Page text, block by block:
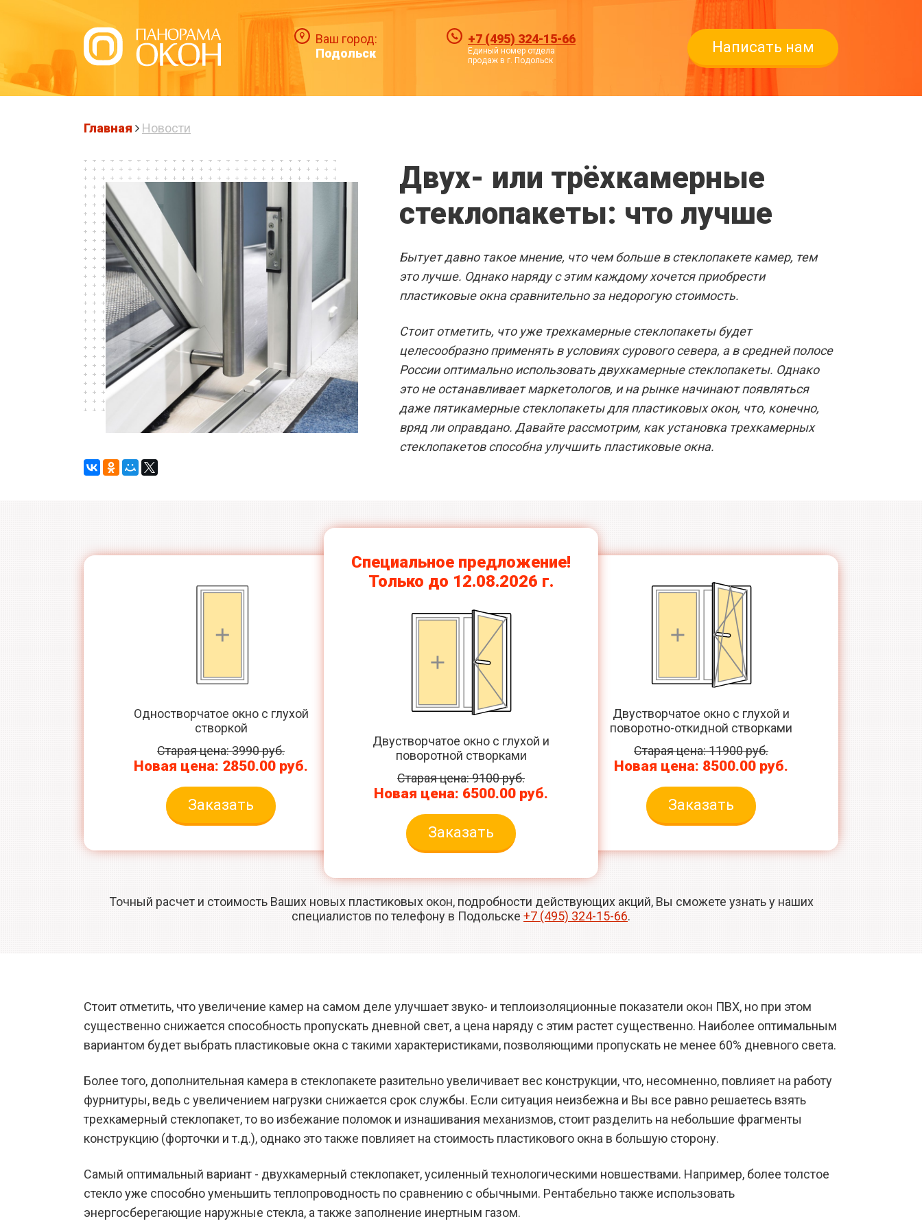
Написать нам
Ваш город:
Подольск
+7 (495) 324-15-66
Единый номер отдела
продаж в г. Подольск
В ПОДОЛЬСКЕ
Готовые решения Вызвать замерщика
Специальный
Ламинация всех
Главная Новости
Двух- или трёхкамерные
стеклопакеты: что лучше
Бытует давно такое мнение, что чем больше в стеклопакете камер, тем
это лучше. Однако наряду с этим каждому хочется приобрести
пластиковые окна сравнительно за недорогую стоимость.
Стоит отметить, что уже трехкамерные стеклопакеты будет
целесообразно применять в условиях сурового севера, а в средней полосе
России оптимально использовать двухкамерные стеклопакеты. Однако
это не останавливает маркетологов, и на рынке начинают появляться
даже пятикамерные стеклопакеты для пластиковых окон, что, конечно,
вряд ли оправдано. Давайте рассмотрим, как установка трехкамерных
стеклопакетов способна улучшить пластиковые окна.
Одностворчатое окно с глухой
створкой
Старая цена: 3990 руб.
Новая цена: 2850.00 руб.
Заказать
Специальное предложение!
Только до 12.08.2026 г.
Двустворчатое окно с глухой и
поворотной створками
Старая цена: 9100 руб.
Новая цена: 6500.00 руб.
Заказать
Двустворчатое окно с глухой и
поворотно-откидной створками
Старая цена: 11900 руб.
Новая цена: 8500.00 руб.
Заказать
Точный расчет и стоимость Ваших новых пластиковых окон, подробности действующих акций, Вы сможете узнать у наших
специалистов по телефону в Подольске +7 (495) 324-15-66.
Стоит отметить, что увеличение камер на самом деле улучшает звуко- и теплоизоляционные показатели окон ПВХ, но при этом
существенно снижается способность пропускать дневной свет, а цена наряду с этим растет существенно. Наиболее оптимальным
вариантом будет выбрать пластиковые окна с такими характеристиками, позволяющими пропускать не менее 60% дневного света.
Более того, дополнительная камера в стеклопакете разительно увеличивает вес конструкции, что, несомненно, повлияет на работу
фурнитуры, ведь с увеличением нагрузки снижается срок службы. Если ситуация неизбежна и Вы все равно решаетесь взять
трехкамерный стеклопакет, то во избежание поломок и изнашивания механизмов, стоит разделить на небольшие фрагменты
конструкцию (форточки и т.д.), однако это также повлияет на стоимость пластикового окна в большую сторону.
Самый оптимальный вариант - двухкамерный стеклопакет, усиленный технологическими новшествами. Например, более толстое
стекло уже способно уменьшить теплопроводность по сравнению с обычными. Рентабельно также использовать
энергосберегающие наружные стекла, а также заполнение инертным газом.